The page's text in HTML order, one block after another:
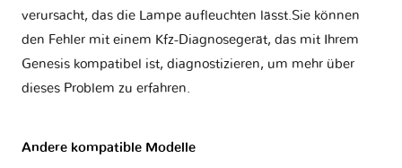
verursacht, das die Lampe aufleuchten lässt.Sie können
den Fehler mit einem Kfz-Diagnosegerät, das mit Ihrem
Genesis kompatibel ist, diagnostizieren, um mehr über
dieses Problem zu erfahren.
Andere kompatible Modelle